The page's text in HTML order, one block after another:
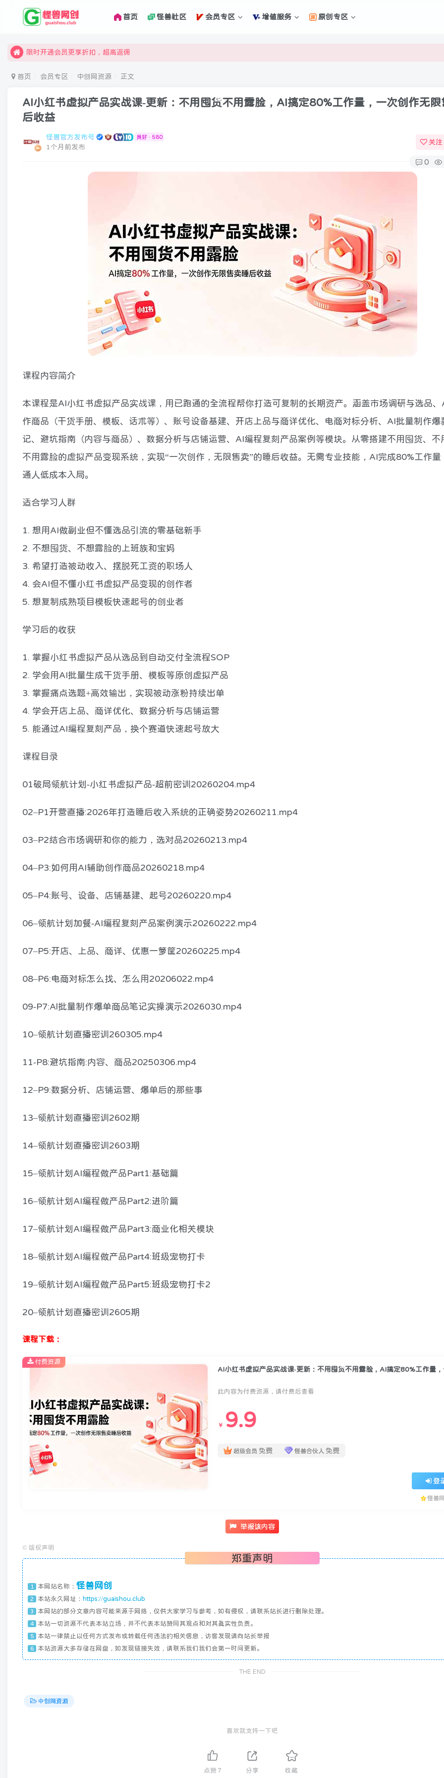
首页 怪兽社区 会员专区 增值服务 原创专区
汇集各领域的创新者、创业者和副业经营者，共同探索创业和创新的未来
怪兽俱乐部，创业，引流，自媒体，加入怪兽网创成就梦想
汇集各领域的创新者、创业者和副业经营者，共同探索创业和创新的未来
怪兽俱乐部，创业，引流，自媒体，加入怪兽网创成就梦想
首页 会员专区 中创网资源 正文
AI小红书虚拟产品实战课-更新：不用囤货不用露脸，AI搞定80%工作量，一次创作无限
后收益
怪兽官方发布号 良好 · 580
1个月前发布
关注
0
课程内容简介
本课程是AI小红书虚拟产品实战课，用已跑通的全流程帮你打造可复制的长期资产。涵盖市场调研与选品
作商品（干货手册、模板、话术等）、账号设备基建、开店上品与商详优化、电商对标分析、AI批量制作爆
记、避坑指南（内容与商品）、数据分析与店铺运营、AI编程复刻产品案例等模块。从零搭建不用囤货、不
不用露脸的虚拟产品变现系统，实现“一次创作，无限售卖”的睡后收益。无需专业技能，AI完成80%工作量
通人低成本入局。
适合学习人群
1. 想用AI做副业但不懂选品引流的零基础新手
2. 不想囤货、不想露脸的上班族和宝妈
3. 希望打造被动收入、摆脱死工资的职场人
4. 会AI但不懂小红书虚拟产品变现的创作者
5. 想复制成熟项目模板快速起号的创业者
学习后的收获
1. 掌握小红书虚拟产品从选品到自动交付全流程SOP
2. 学会用AI批量生成干货手册、模板等原创虚拟产品
3. 掌握痛点选题+高效输出，实现被动涨粉持续出单
4. 学会开店上品、商详优化、数据分析与店铺运营
5. 能通过AI编程复刻产品，换个赛道快速起号放大
课程目录
01破局领航计划-小红书虚拟产品-超前密训20260204.mp4
02–P1开营直播:2026年打造睡后收入系统的正确姿势20260211.mp4
03–P2结合市场调研和你的能力，选对品20260213.mp4
04–P3:如何用AI辅助创作商品20260218.mp4
05–P4:账号、设备、店铺基建、起号20260220.mp4
06–领航计划加餐-AI编程复刻产品案例演示20260222.mp4
07–P5:开店、上品、商详、优惠一箩筐20260225.mp4
08–P6:电商对标怎么找、怎么用20206022.mp4
09-P7:Al批量制作爆单商品笔记实操演示2026030.mp4
10–领航计划直播密训260305.mp4
11-P8:避坑指南:内容、商品20250306.mp4
12–P9:数据分析、店铺运营、爆单后的那些事
13–领航计划直播密训2602期
14–领航计划直播密训2603期
15–领航计划AI编程做产品Part1:基础篇
16–领航计划AI编程做产品Part2:进阶篇
17–领航计划AI编程做产品Part3:商业化相关模块
18–领航计划AI编程做产品Part4:班级宠物打卡
19–领航计划AI编程做产品Part5:班级宠物打卡2
20–领航计划直播密训2605期
课程下载：
此内容为付费资源，请付费后查看
￥ 9.9
超级会员 免费 怪兽合伙人 免费
登
怪兽
付费资源
举报该内容
© 版权声明
郑重声明
1 本网站名称： 怪兽网创
2 本站永久网址： https://guaishou.club
3 本网站的部分文章内容可能来源于网络，仅供大家学习与参考，如有侵权，请联系站长进行删除处理。
4 本站一切资源不代表本站立场，并不代表本站赞同其观点和对其真实性负责。
5 本站一律禁止以任何方式发布或转载任何违法的相关信息，访客发现请向站长举报
6 本站资源大多存储在网盘，如发现链接失效，请联系我们我们会第一时间更新。
THE END
中创网资源
喜欢就支持一下吧
点赞 7 分享 收藏